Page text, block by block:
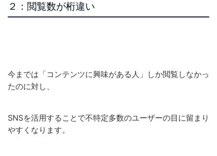
２：閲覧数が桁違い
今までは「コンテンツに興味がある人」しか閲覧しなかっ
たのに対し、
SNSを活用することで不特定多数のユーザーの目に留まり
やすくなります。